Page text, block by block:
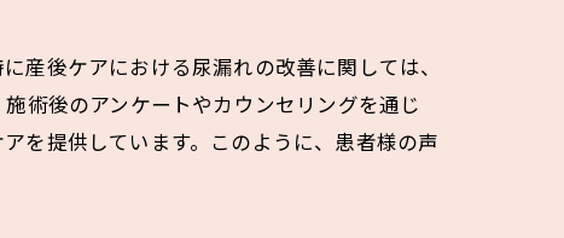
産後ケアにおける尿漏れの改善に関しては、
術後のアンケートやカウンセリングを通じ
を提供しています。このように、患者様の声